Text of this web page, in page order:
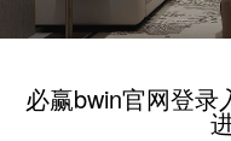
必赢bwin官网登录